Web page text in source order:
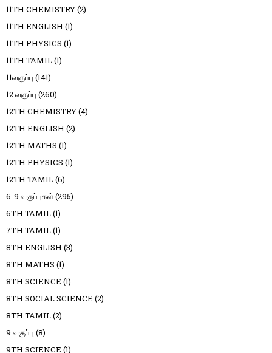
11TH CHEMISTRY(2)
11TH ENGLISH (1)
11TH PHYSICS (1)
11TH TAMIL(1)
11வகுப்பு (141)
12 வகுப்பு (260)
12TH CHEMISTRY(4)
12TH ENGLISH (2)
12TH MATHS (1)
12TH PHYSICS (1)
12TH TAMIL(6)
6-9 வகுப்புகள்(295)
6TH TAMIL(1)
7TH TAMIL(1)
8TH ENGLISH (3)
8TH MATHS (1)
8TH SCIENCE (1)
8TH SOCIAL SCIENCE (2)
8TH TAMIL(2)
9 வகுப்பு (8)
9TH SCIENCE (1)